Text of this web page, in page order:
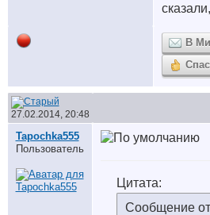
В
27.02.2014, 20:48
Tapochka555
Пользователь
Цитата:
Сообщение от